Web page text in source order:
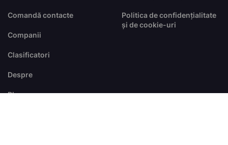
Comandă contacte
Companii
Clasificatori
Despre
Blog
Politica de confidențialitate
și de cookie-uri